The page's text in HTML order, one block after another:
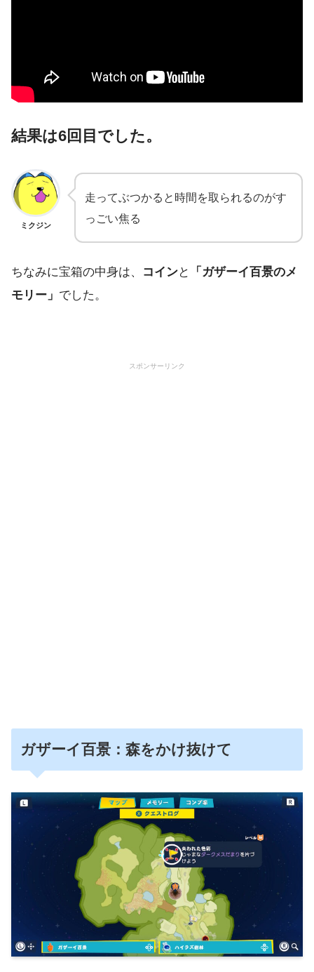
結果は6回目でした。
ミクジン
走ってぶつかると時間を取られるのがす
っごい焦る
ちなみに宝箱の中身は、 コインと
「ガザーイ百景のメ
モリー」 でした。
スポンサーリンク
ガザーイ百景：森をかけ抜けて